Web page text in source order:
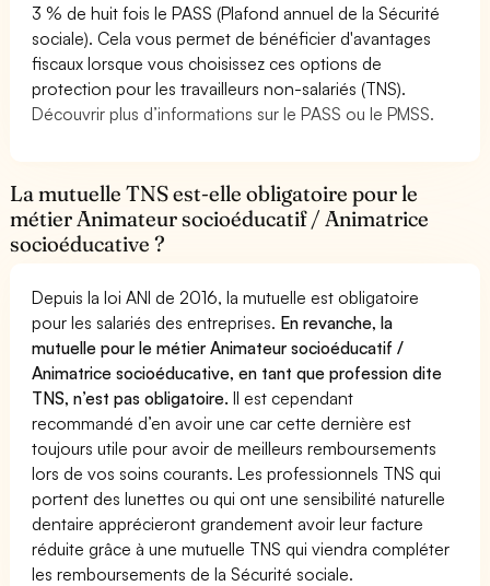
3 % de huit fois le PASS (Plafond annuel de la Sécurité
sociale). Cela vous permet de bénéficier d'avantages
fiscaux lorsque vous choisissez ces options de
protection pour les travailleurs non-salariés (TNS).
Découvrir plus d’informations sur le PASS ou le PMSS.
La mutuelle TNS est-elle obligatoire pour le
métier Animateur socioéducatif / Animatrice
socioéducative ?
Depuis la loi ANI de 2016, la mutuelle est obligatoire
pour les salariés des entreprises. En revanche, la
mutuelle pour le métier Animateur socioéducatif /
Animatrice socioéducative, en tant que profession dite
TNS, n’est pas obligatoire.Il est cependant
recommandé d’en avoir une car cette dernière est
toujours utile pour avoir de meilleurs remboursements
lors de vos soins courants. Les professionnels TNS qui
portent des lunettes ou qui ont une sensibilité naturelle
dentaire apprécieront grandement avoir leur facture
réduite grâce à une mutuelle TNS qui viendra compléter
les remboursements de la Sécurité sociale.